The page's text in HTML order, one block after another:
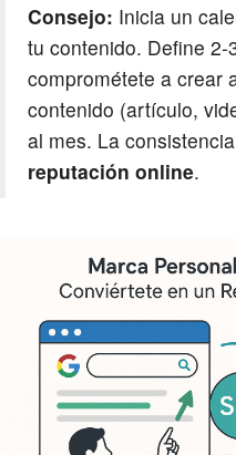
Consejo: Inicia un
tu contenido. Define
comprométete a crear
contenido (artículo,
al mes. La
reputación online.